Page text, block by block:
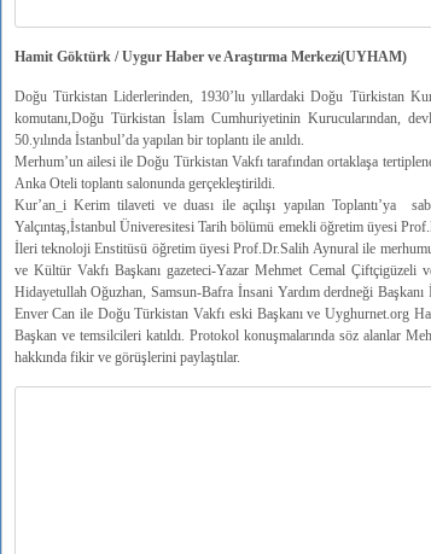
Hamit Göktürk / Uygur Haber ve Araştırma Merkezi(UYHAM)
Doğu Türkistan Liderlerinden, 1930’lu yıllardaki Doğu Türkistan
komutanı,Doğu Türkistan İslam Cumhuriyetinin Kurucularından,
50.yılında İstanbul’da yapılan bir toplantı ile anıldı.
Merhum’un ailesi ile Doğu Türkistan Vakfı tarafından ortaklaşa
Anka Oteli toplantı salonunda gerçekleştirildi.
Kur’an_i Kerim tilaveti ve duası ile açılışı yapılan Toplantı’ya
Yalçıntaş,İstanbul Üniveresitesi Tarih bölümü emekli öğretim üyesi
İleri teknoloji Enstitüsü öğretim üyesi Prof.Dr.Salih Aynural ile
ve Kültür Vakfı Başkanı gazeteci-Yazar Mehmet Cemal Çiftçigüzeli
Hidayetullah Oğuzhan, Samsun-Bafra İnsani Yardım derdneği
Enver Can ile Doğu Türkistan Vakfı eski Başkanı ve Uyghurnet.org
Başkan ve temsilcileri katıldı. Protokol konuşmalarında söz alanlar
hakkında fikir ve görüşlerini paylaştılar.